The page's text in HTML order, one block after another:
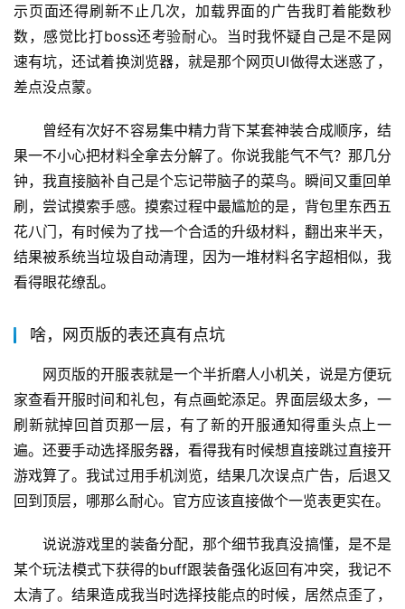
示页面还得刷新不止几次，加载界面的广告我盯着能数秒
数，感觉比打boss还考验耐心。当时我怀疑自己是不是网
速有坑，还试着换浏览器，就是那个网页UI做得太迷惑了，
差点没点蒙。
曾经有次好不容易集中精力背下某套神装合成顺序，结
果一不小心把材料全拿去分解了。你说我能气不气？那几分
钟，我直接脑补自己是个忘记带脑子的菜鸟。瞬间又重回单
刷，尝试摸索手感。摸索过程中最尴尬的是，背包里东西五
花八门，有时候为了找一个合适的升级材料，翻出来半天，
结果被系统当垃圾自动清理，因为一堆材料名字超相似，我
看得眼花缭乱。
啥，网页版的表还真有点坑
网页版的开服表就是一个半折磨人小机关，说是方便玩
家查看开服时间和礼包，有点画蛇添足。界面层级太多，一
刷新就掉回首页那一层，有了新的开服通知得重头点上一
遍。还要手动选择服务器，看得我有时候想直接跳过直接开
游戏算了。我试过用手机浏览，结果几次误点广告，后退又
回到顶层，哪那么耐心。官方应该直接做个一览表更实在。
说说游戏里的装备分配，那个细节我真没搞懂，是不是
某个玩法模式下获得的buff跟装备强化返回有冲突，我记不
太清了。结果造成我当时选择技能点的时候，居然点歪了，